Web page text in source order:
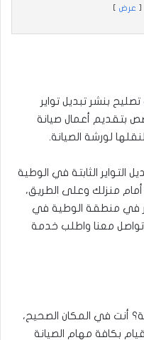
عرض
بنشر تبديل تواير
بتقديم أعمال صيانة
لورشة الصيانة.
التواير الثابتة في الوطية
منزلك وعلى الطريق،
في منطقة الوطية في
معنا واطلب خدمة
أنت في المكان الصحيح،
بكافة مهام الصيانة